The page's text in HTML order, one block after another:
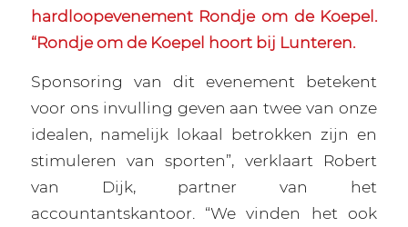
hardloopevenement Rondje om de Koepel.
“Rondje om de Koepel hoort bij Lunteren.
Sponsoring van dit evenement betekent
voor ons invulling geven aan twee van onze
idealen, namelijk lokaal betrokken zijn en
stimuleren van sporten”, verklaart Robert
van Dijk, partner van het
accountantskantoor. “We vinden het ook